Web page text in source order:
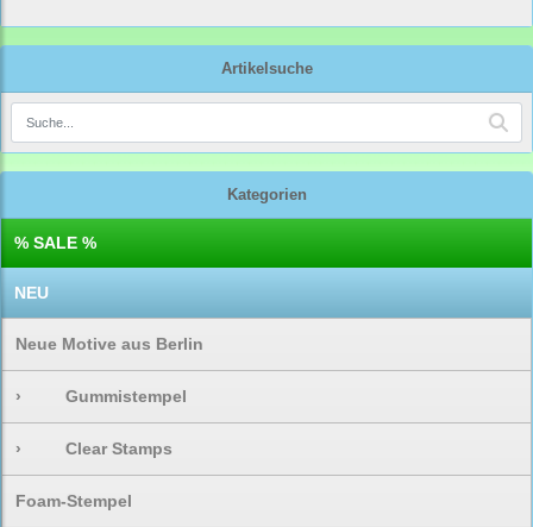
Artikelsuche
Kategorien
% SALE %
NEU
Neue Motive aus Berlin
› Gummistempel
› Clear Stamps
Foam-Stempel